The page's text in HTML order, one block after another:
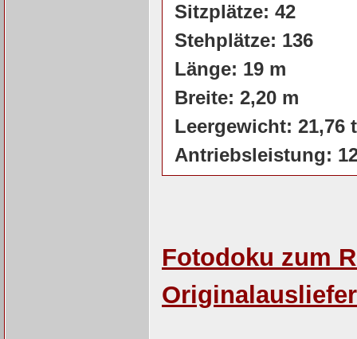
Sitzplätze: 42
Stehplätze: 136
Länge: 19 m
Breite: 2,20 m
Leergewicht: 21,76 t
Antriebsleistung:
Fotodoku zum